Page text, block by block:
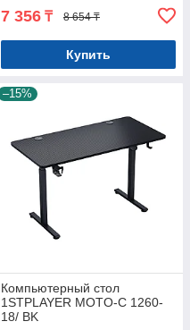
7 356 ₸ 8 654 ₸
Купить
–15%
Компьютерный стол
1STPLAYER MOTO-C 1260-
18/ BK